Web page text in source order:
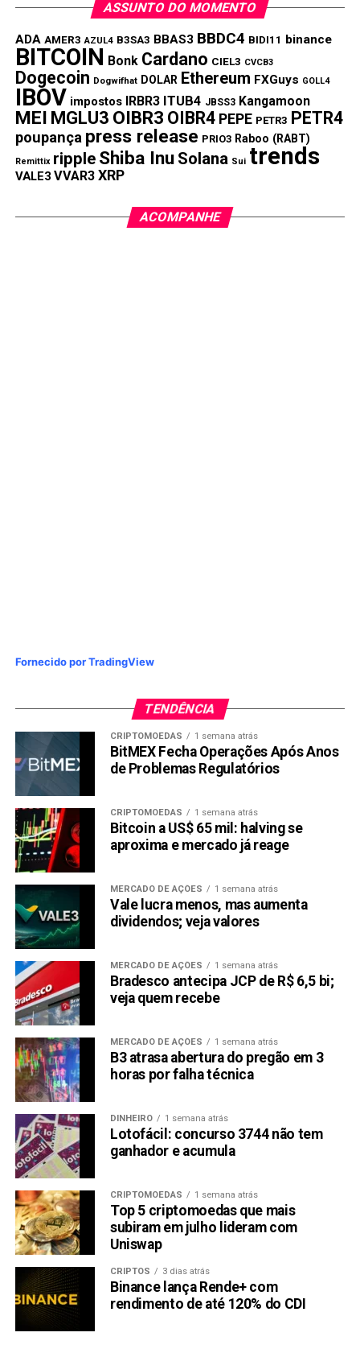
ASSUNTO DO MOMENTO
ADA AMER3 AZUL4 B3SA3 BBAS3 BBDC4 BIDI11 binance
BITCOIN Bonk Cardano CIEL3 CVCB3
Dogecoin Dogwifhat DOLAR Ethereum FXGuys GOLL4
IBOV impostos IRBR3 ITUB4 JBSS3 Kangamoon
MEI MGLU3 OIBR3 OIBR4 PEPE PETR3 PETR4
poupança press release PRIO3 Raboo (RABT)
Remittix ripple Shiba Inu Solana Sui trends
VALE3 VVAR3 XRP
ACOMPANHE
Fornecido por TradingView
TENDÊNCIA
CRIPTOMOEDAS 1 semana atrás
BitMEX Fecha Operações Após Anos
de Problemas Regulatórios
CRIPTOMOEDAS 1 semana atrás
Bitcoin a US$ 65 mil: halving se
aproxima e mercado já reage
MERCADO DE AÇÕES 1 semana atrás
Vale lucra menos, mas aumenta
dividendos; veja valores
MERCADO DE AÇÕES 1 semana atrás
Bradesco antecipa JCP de R$ 6,5 bi;
veja quem recebe
MERCADO DE AÇÕES 1 semana atrás
B3 atrasa abertura do pregão em 3
horas por falha técnica
DINHEIRO 1 semana atrás
Lotofácil: concurso 3744 não tem
ganhador e acumula
CRIPTOMOEDAS 1 semana atrás
Top 5 criptomoedas que mais
subiram em julho lideram com
Uniswap
CRIPTOS 3 dias atrás
Binance lança Rende+ com
rendimento de até 120% do CDI